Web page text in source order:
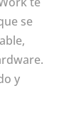
se
y